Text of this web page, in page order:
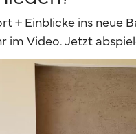
+ Einblicke ins neue
im Video. Jetzt